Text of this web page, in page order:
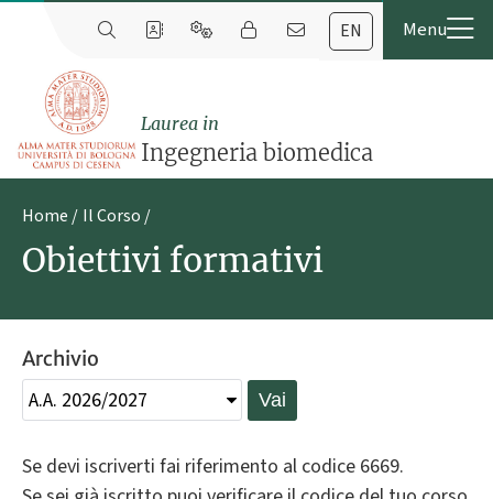
EN
Laurea in
Ingegneria biomedica
Home Il Corso
Obiettivi formativi
Se devi iscriverti fai riferimento al codice 6669.
Archivio
Vai